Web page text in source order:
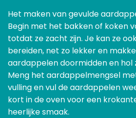
Het maken van gevulde
Begin met het bakken of koken
totdat ze zacht zijn. Je kan ze
bereiden, net zo lekker en
aardappelen doormidden en hol
Meng het aardappelmengsel
vulling en vul de aardappelen
kort in de oven voor een
heerlijke smaak.